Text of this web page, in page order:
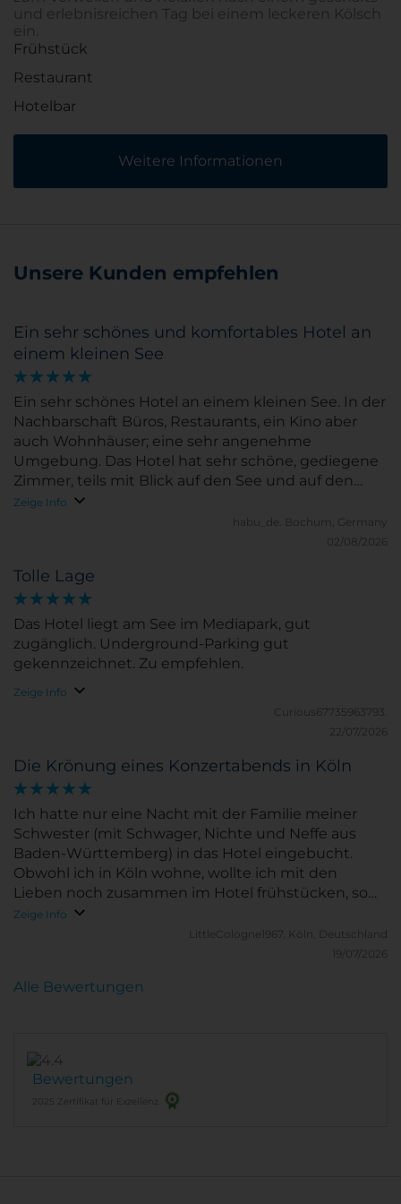
und erlebnisreichen Tag bei einem leckeren Kölsch
ein.
Frühstück
Restaurant
Hotelbar
Weitere Informationen
Unsere Kunden empfehlen
Ein sehr schönes und komfortables Hotel an
einem kleinen See
Ein sehr schönes Hotel an einem kleinen See. In der
Nachbarschaft Büros, Restaurants, ein Kino aber
auch Wohnhäuser; eine sehr angenehme
Umgebung. Das Hotel hat sehr schöne, gediegene
Zimmer, teils mit Blick auf den See und auf den
Dom in einiger Entfernung. Das Bett war
hervorragend mit Kissen für jeden Geschmack.Es ist
Innenstadt, ca. 1,5 km vom Dom entfernt, aber auch
am Rand des Parkgürtels, der die Innenstadt
umschließt. Da in Köln nichts weit weg ist, kann
man alle Sehenswürdigkeiten gut zu Fuß erreichen.
Eine unbedingte Empfehlung.
Zeige Info
habu_de.
Bochum, Germany
02/08/2026
Tolle Lage
Das Hotel liegt am See im Mediapark, gut
zugänglich. Underground-Parking gut
gekennzeichnet. Zu empfehlen.
Zeige Info
Curious67735963793.
22/07/2026
Die Krönung eines Konzertabends in Köln
Ich hatte nur eine Nacht mit der Familie meiner
Schwester (mit Schwager, Nichte und Neffe aus
Baden-Württemberg) in das Hotel eingebucht.
Obwohl ich in Köln wohne, wollte ich mit den
Lieben noch zusammen im Hotel frühstücken, so
hatte ich mich auch selber dort "untergebracht". Es
war der unglaubliche heiße Samstag, der 11. Juli
ausgebucht) wurde zur Abkühlung Eis angeboten.
mit dem Auto, neben den nahezu unerträglichen
Temperaturen (ohne Klimaanlage) ein paar
Unannehmlichkeiten zu erleiden. Das war mit Hilfe
Zeige Info
LittleCologne1967.
Köln, Deutschland
19/07/2026
Bewertungen
2025 Zertifikat für Exzellenz
Alle Bewertungen